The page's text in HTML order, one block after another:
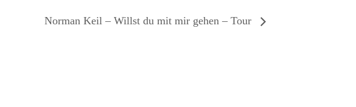
Norman Keil – Willst du mit mir gehen – Tour